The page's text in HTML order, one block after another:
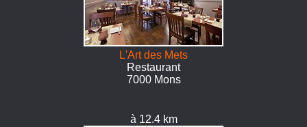
L'Art des Mets
Restaurant
7000 Mons
à 12.4 km